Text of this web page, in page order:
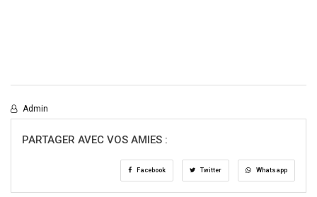
Admin
PARTAGER AVEC VOS AMIES :
Facebook Twitter Whatsapp